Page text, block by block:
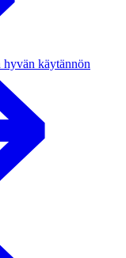
hyvän käytännön